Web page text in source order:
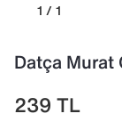
1 / 1
Datça Murat
239 TL